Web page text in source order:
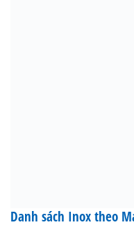
Danh sách Inox theo